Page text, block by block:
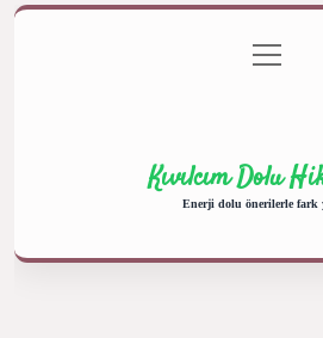
Gizlilik Politikası
menüyü
aç
Kıvılcım Dolu
Enerji dolu önerilerle fark